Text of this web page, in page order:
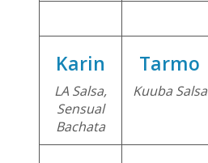
Karin
LA Salsa,
Sensual
Bachata
Tarmo
Kuuba Salsa